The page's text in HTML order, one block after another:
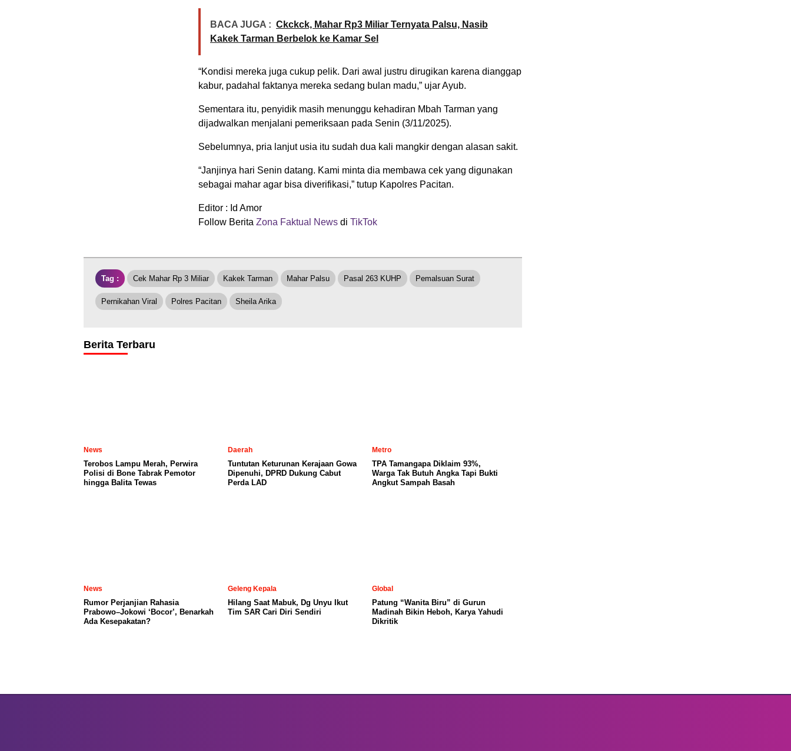
BACA JUGA : Ckckck, Mahar Rp3 Miliar Ternyata Palsu, Nasib
Kakek Tarman Berbelok ke Kamar Sel
“Kondisi mereka juga cukup pelik. Dari awal justru dirugikan karena dianggap
kabur, padahal faktanya mereka sedang bulan madu,” ujar Ayub.
Sementara itu, penyidik masih menunggu kehadiran Mbah Tarman yang
dijadwalkan menjalani pemeriksaan pada Senin (3/11/2025).
Sebelumnya, pria lanjut usia itu sudah dua kali mangkir dengan alasan sakit.
“Janjinya hari Senin datang. Kami minta dia membawa cek yang digunakan
sebagai mahar agar bisa diverifikasi,” tutup Kapolres Pacitan.
Editor : Id Amor
Follow Berita Zona Faktual News di TikTok
Tag : Cek Mahar Rp 3 Miliar Kakek Tarman Mahar Palsu Pasal 263 KUHP Pemalsuan Surat
Pernikahan Viral Polres Pacitan Sheila Arika
Berita Terbaru
News
Terobos Lampu Merah, Perwira
Polisi di Bone Tabrak Pemotor
hingga Balita Tewas
Daerah
Tuntutan Keturunan Kerajaan Gowa
Dipenuhi, DPRD Dukung Cabut
Perda LAD
Metro
TPA Tamangapa Diklaim 93%,
Warga Tak Butuh Angka Tapi Bukti
Angkut Sampah Basah
News
Rumor Perjanjian Rahasia
Prabowo–Jokowi ‘Bocor’, Benarkah
Ada Kesepakatan?
Geleng Kepala
Hilang Saat Mabuk, Dg Unyu Ikut
Tim SAR Cari Diri Sendiri
Global
Patung “Wanita Biru” di Gurun
Madinah Bikin Heboh, Karya Yahudi
Dikritik